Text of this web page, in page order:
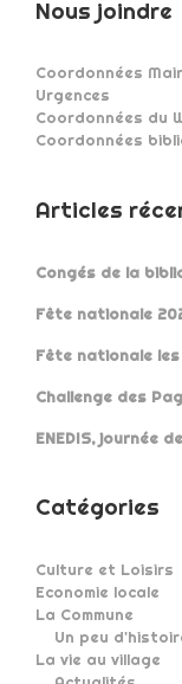
Nous joindre
Coordonnées
Urgences
Coordonnées du
Coordonnées
Articles
Congés de la
Fête nationale
Fête nationale les
Challenge des
ENEDIS, journée
Catégories
Culture et Loisirs
Economie locale
La Commune
Un peu
La vie au village